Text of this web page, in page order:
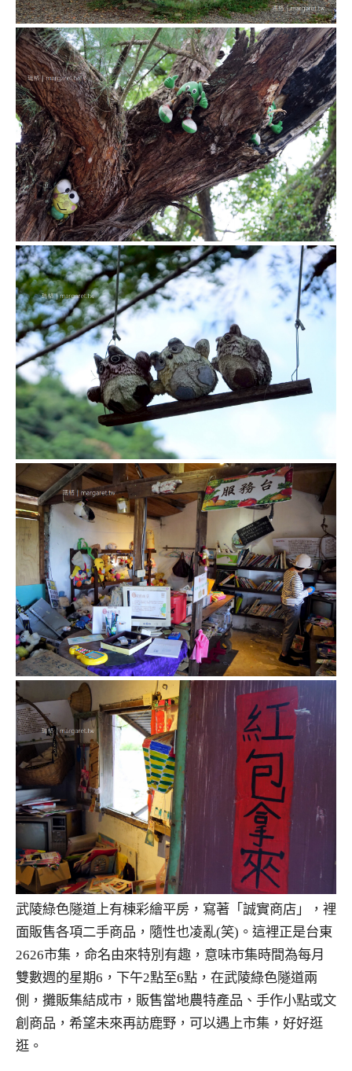
武陵綠色隧道上有棟彩繪平房，寫著「誠實商店」，裡
面販售各項二手商品，隨性也凌亂(笑)。這裡正是台東
2626市集，命名由來特別有趣，意味市集時間為每月
雙數週的星期6，下午2點至6點，在武陵綠色隧道兩
側，攤販集結成市，販售當地農特產品、手作小點或文
創商品，希望未來再訪鹿野，可以遇上市集，好好逛
逛。